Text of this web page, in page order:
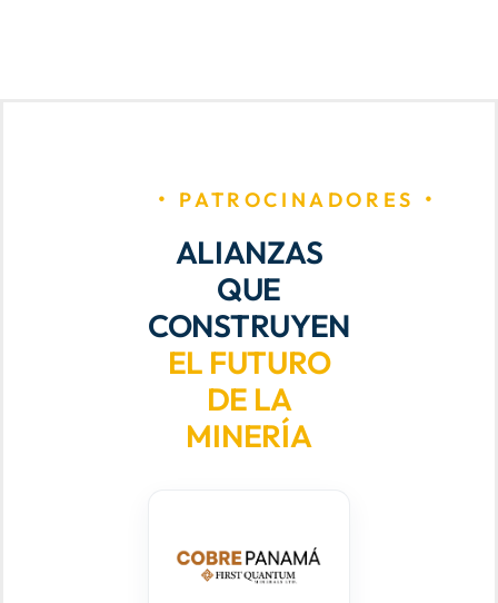
PATROCINADORES
ALIANZAS
QUE
CONSTRUYEN
EL FUTURO
DE LA
MINERÍA